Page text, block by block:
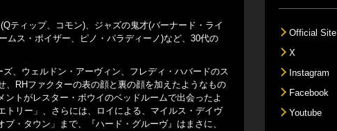
ティップ、コモン)、ジャズの鬼才(バーナード・ライ
ムス・ポイザー、ピノ・パラディーノ)など、30代の
、ウェルドン・アーヴィン、フレディ・ハバードのス
RHファクターの表の顔と裏の顔を加えたようなもの
トがレスター・ボウイのベッドルームで出会ったよ
リー」、さらには、ロイによる、マイルス・デイヴ
・タウン」まで、『ハード・グルーヴ』はまさに、
Official Site
X
Instagram
Facebook
Youtube